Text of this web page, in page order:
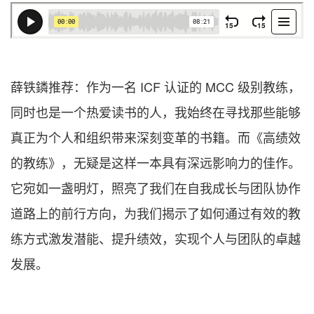
薛铁鏻推荐： 作为一名 ICF 认证的 MCC 级别教练，
同时也是一个热爱读书的人，我始终在寻找那些能够
真正为个人和组织带来深刻变革的书籍。而《高绩效
的教练》，无疑是这样一本具有深远影响力的佳作。
它宛如一盏明灯，照亮了我们在自我成长与团队协作
道路上的前行方向，为我们揭示了如何通过有效的教
练方式激发潜能、提升绩效，实现个人与团队的卓越
发展。